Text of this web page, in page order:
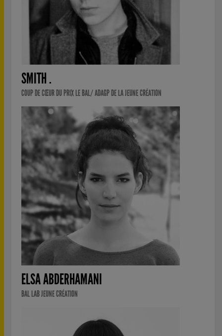
SMITH .
COUP DE CŒUR DU PRIX LE BAL/ ADAGP DE LA JEUNE CRÉATION
ELSA ABDERHAMANI
BAL LAB JEUNE CRÉATION